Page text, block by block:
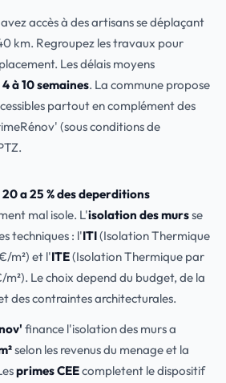
accès à des artisans se déplaçant
km. Regroupez les travaux pour
Les délais moyens
4 à 10 semaines. La commune propose
partout en complément des
(sous conditions de
20 a 25 % des deperditions
mal isole. L'isolation des mursse
techniques : l'ITI(Isolation Thermique
m²) et l'ITE(Isolation Thermique par
Le choix depend du budget, de la
des contraintes architecturales.
finance l'isolation des murs a
selon les revenus du menage et la
primes CEEcompletent le dispositif